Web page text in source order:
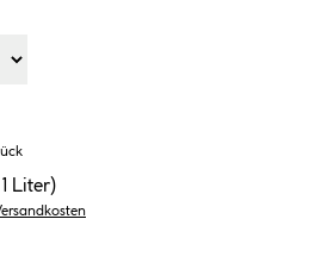
Liter)